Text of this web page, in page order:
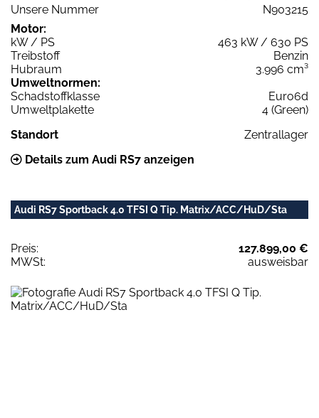
Unsere Nummer
N903215
Motor:
kW / PS
463 kW / 630 PS
Treibstoff
Benzin
Hubraum
3.996 cm³
Umweltnormen:
Schadstoffklasse
Euro6d
Umweltplakette
4 (Green)
Standort
Zentrallager
Details zum Audi RS7 anzeigen
Audi RS7 Sportback 4.0 TFSI Q Tip. Matrix/ACC/HuD/Sta
Preis:
127.899,00 €
MWSt:
ausweisbar